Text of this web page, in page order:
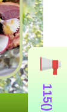
115年度造園景觀丙級技術士證照輔導班(即測即評周六班)